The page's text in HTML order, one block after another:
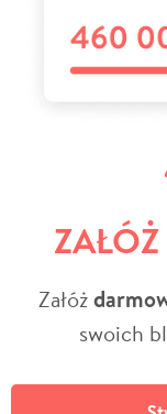
Załóż
swoich